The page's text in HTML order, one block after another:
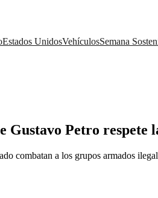
Estados UnidosVehículosSemana
Gustavo Petro respete
combatan a los grupos armados